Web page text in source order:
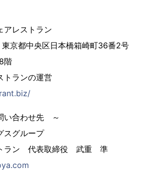
アレストラン
京都中央区日本橋箱崎町36番2号
階
トランの運営
い合わせ先 ～
スグループ
ラン 代表取締役 武重 準